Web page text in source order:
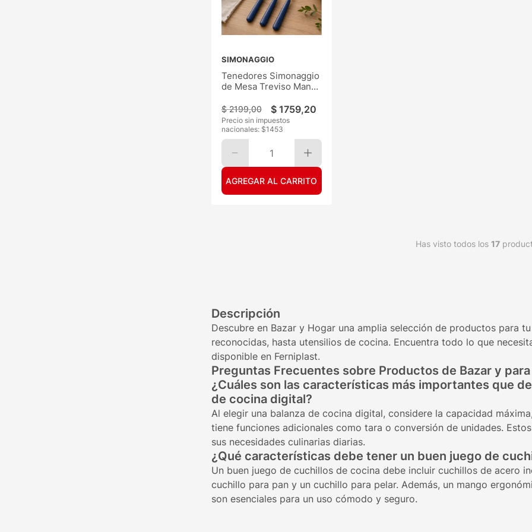
SIMONAGGIO
Tenedores Simonaggio
de Mesa Treviso Mango
$ 2199,00 $ 1759,20
Precio sin impuestos
nacionales: $1453
1
AGREGAR AL CARRITO
Has visto todos los17
Descripción
Descubre en Bazar y Hogar una amplia selección de productos para
reconocidas, hasta utensilios de cocina. Encuentra todo lo que
disponible en Ferniplast.
Preguntas Frecuentes sobre Productos de Bazar y
¿Cuáles son las características más importantes que
de cocina digital?
Al elegir una balanza de cocina digital, considere la capacidad
tiene funciones adicionales como tara o conversión de unidades.
sus necesidades culinarias diarias.
¿Qué características debe tener un buen juego de
Un buen juego de cuchillos de cocina debe incluir cuchillos de acero
cuchillo para pan y un cuchillo para pelar. Además, un mango
son esenciales para un uso cómodo y seguro.